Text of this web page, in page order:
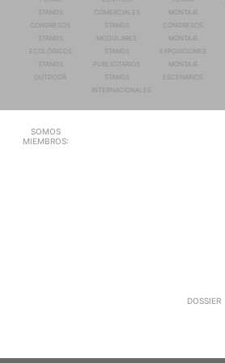
STANDS
CONGRESOS
STANDS
ECOLÓGICOS
STANDS
OUTDOOR
COMERCIALES
STANDS
MODULARES
STANDS
PUBLICITARIOS
STANDS
INTERNACIONALES
MONTAJE
CONGRESOS
MONTAJE
EXPOSICIONES
MONTAJE
ESCENARIOS
SOMOS
MIEMBROS:
DOSSIER